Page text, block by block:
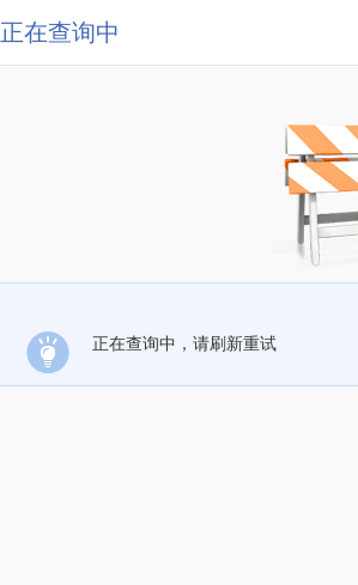
正在查询中
正在查询中，请刷新重试